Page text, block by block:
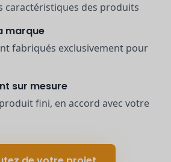
caractéristiques des produits
marque
fabriqués exclusivement pour
sur mesure
fini, en accord avec votre